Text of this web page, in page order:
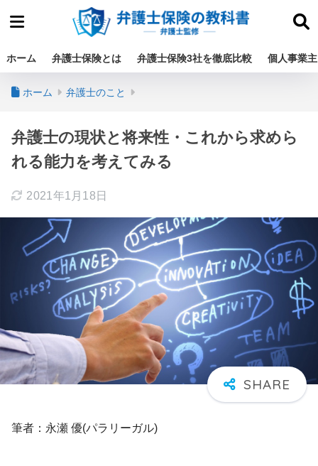
ホーム 弁護士保険とは 弁護士保険3社を徹底比較 個人事業
ホーム 弁護士のこと
弁護士の現状と将来性・これから求めら
れる能力を考えてみる
2021年1月18日
筆者：永瀬 優(パラリーガル)